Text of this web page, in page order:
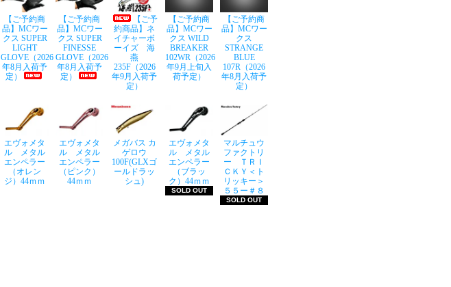
【ご予約商
品】MCワー
クス SUPER
LIGHT
GLOVE（2026
年8月入荷予
定）
【ご予約商
品】MCワー
クス SUPER
FINESSE
GLOVE（2026
年8月入荷予
定）
【ご予
約商品】ネ
イチャーボ
ーイズ 海
燕
235F（2026
年9月入荷予
定）
【ご予約商
品】MCワー
クス WILD
BREAKER
102WR（2026
年9月上旬入
荷予定）
【ご予約商
品】MCワー
クス
STRANGE
BLUE
107R（2026
年8月入荷予
定）
エヴォメタ
ル メタル
エンペラー
（オレン
ジ）44ｍｍ
エヴォメタ
ル メタル
エンペラー
（ピンク）
44ｍｍ
メガバス カ
ゲロウ
100F(GLXゴ
ールドラッ
シュ)
エヴォメタ
ル メタル
エンペラー
（ブラッ
ク）44ｍｍ
SOLD OUT
マルチュウ
ファクトリ
ー ＴＲＩ
ＣＫＹ＜ト
リッキー＞
５５ー＃８
SOLD OUT